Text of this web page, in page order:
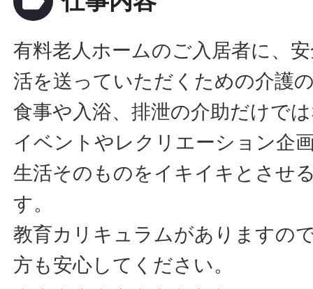
有料老人ホームのご入居者に、
活を送っていただくための介護
食事や入浴、排泄の介助だけで
イベントやレクリエーション企
生活そのものをイキイキとさせ
す。
教育カリキュラムがありますの
方も安心してください。